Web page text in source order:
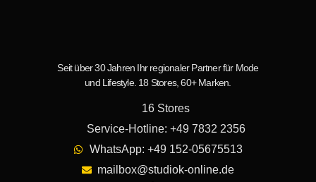
Seit über 30 Jahren Ihr regionaler Partner für Mode
und Lifestyle. 18 Stores, 60+ Marken.
16 Stores
Service-Hotline: +49 7832 2356
WhatsApp: +49 152-05675513
mailbox@studiok-online.de